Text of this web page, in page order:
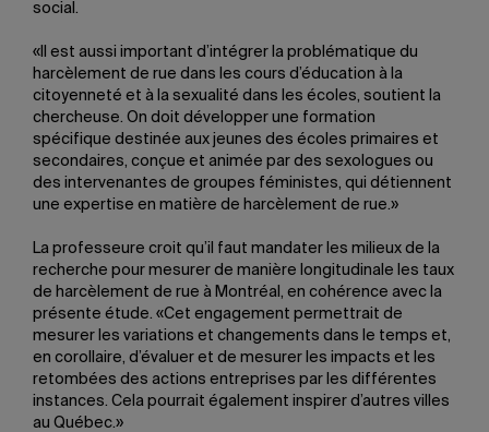
social.
«Il est aussi important d’intégrer la problématique du
harcèlement de rue dans les cours d’éducation à la
citoyenneté et à la sexualité dans les écoles, soutient la
chercheuse. On doit développer une formation
spécifique destinée aux jeunes des écoles primaires et
secondaires, conçue et animée par des sexologues ou
des intervenantes de groupes féministes, qui détiennent
une expertise en matière de harcèlement de rue.»
La professeure croit qu’il faut mandater les milieux de la
recherche pour mesurer de manière longitudinale les taux
de harcèlement de rue à Montréal, en cohérence avec la
présente étude. «Cet engagement permettrait de
mesurer les variations et changements dans le temps et,
en corollaire, d’évaluer et de mesurer les impacts et les
retombées des actions entreprises par les différentes
instances. Cela pourrait également inspirer d’autres villes
au Québec.»